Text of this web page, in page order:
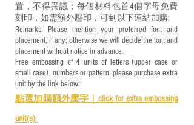
置，不得異議；每個材料包首4個字母免費
刻印，如需額外壓印，可到以下連結加購:
Remarks: Please mention your preferred font and
placement, if any; otherwise we will decide the font and
placement without notice in advance.
Free embossing of 4 units of letters (upper case or
small case), numbers or pattern, please purchase extra
unit by the link below:
點選加購額外壓字｜ click for extra embossing
unit(s)